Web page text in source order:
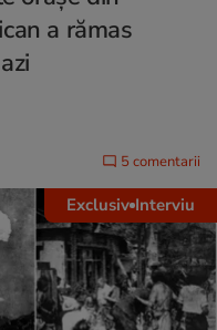
a rămas
5 comentarii
Exclusiv Interviu